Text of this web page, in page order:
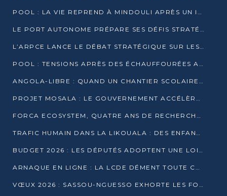
POOL : LA VIE REPREND À MINDOULI APRÈS UN INCIDENT ARMÉ SUR LA RN1
LE PORT AUTONOME PRÉPARE SES DÉFIS STRATÉGIQUES DE 2026
L’ARPCE LANCE LE DÉBAT STRATÉGIQUE SUR LES DONNÉES, L’IA ET LA FINANCE NUMÉRIQUE AU CONGO
POOL : TENSIONS APRÈS DES ÉCHAUFFOURÉES ARMÉES ENTRE DGSP ET EX-MILICIENS NINJA
ANGOLA-LIBRE : QUAND UN CHANTIER SCOLAIRE DEVIENT LE MIROIR D’UN CONGO EN MOUVEMENT
PROJET MOSALA : LE GOUVERNEMENT ACCÉLÈRE L’INSERTION DES JEUNES EN 2026
FORCA ECOSYSTEM, QUATRE ANS DE RECHERCHE DE TERRAIN AVANT UN LANCEMENT OFFICIEL EN 2026
TRAFIC HUMAIN DANS LA LIKOUALA : DES ENFANTS AUTOCHTONES RÉDUITS AU TRAVAIL FORCÉ
BUDGET 2026 : LES DÉPUTÉS ADOPTENT UNE LOI DES FINANCES DE PLUS DE 2500 MILLIARDS FCFA
ARNAQUE EN LIGNE : LA LCDE DÉMENT TOUTE CAMPAGNE DE RECRUTEMENT
VŒUX 2026 : SASSOU-NGUESSO EXHORTE LES FORCES VIVES À RENFORCER L’UNITÉ